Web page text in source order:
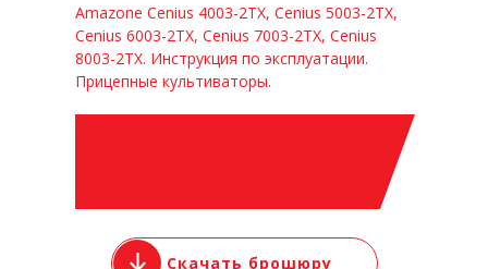
Amazone Cenius 4003-2TX, Cenius 5003-2TX,
Cenius 6003-2TX, Cenius 7003-2TX, Cenius
8003-2TX. Инструкция по эксплуатации.
Прицепные культиваторы.
Скачать брошюру